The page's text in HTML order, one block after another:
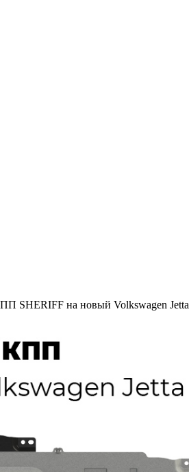
SHERIFF на новый Volkswagen Jetta